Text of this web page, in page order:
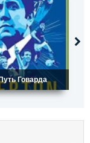
Говарда